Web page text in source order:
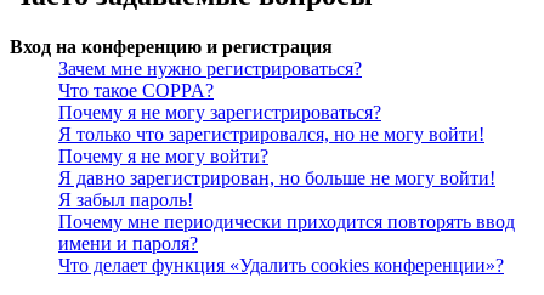
Вход на конференцию и регистрация
Зачем мне нужно регистрироваться?
Что такое COPPA?
Почему я не могу зарегистрироваться?
Я только что зарегистрировался, но не могу войти!
Почему я не могу войти?
Я давно зарегистрирован, но больше не могу войти!
Я забыл пароль!
Почему мне периодически приходится повторять ввод
имени и пароля?
Что делает функция «Удалить cookies конференции»?